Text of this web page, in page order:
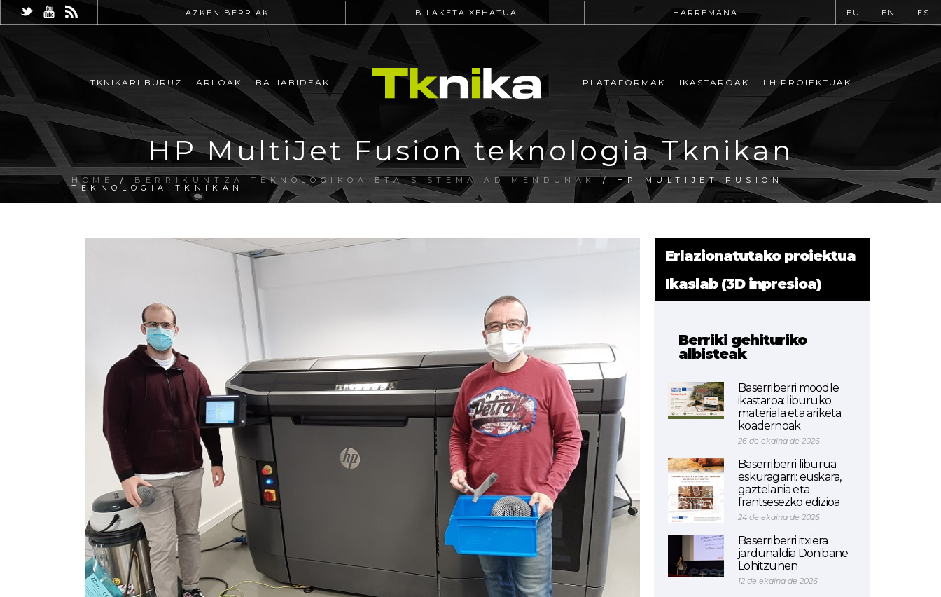
AZKEN BERRIAK BILAKETA XEHATUA HARREMANA EU EN ES
TKNIKARI BURUZ ARLOAK BALIABIDEAK PLATAFORMAK IKASTAROAK LH PROIEKTUAK
HP MultiJet Fusion teknologia Tknikan
HOME / BERRIKUNTZA TEKNOLOGIKOA ETA SISTEMA ADIMENDUNAK / HP MULTIJET FUSION
TEKNOLOGIA TKNIKAN
Erlazionatutako proiektua
Ikaslab (3D inpresioa)
Berriki gehituriko
albisteak
Baserriberri moodle
ikastaroa: liburuko
materiala eta ariketa
koadernoak
26 de ekaina de 2026
Baserriberri liburua
eskuragarri: euskara,
gaztelania eta
frantsesezko edizioa
24 de ekaina de 2026
Baserriberri itxiera
jardunaldia Donibane
Lohitzunen
12 de ekaina de 2026